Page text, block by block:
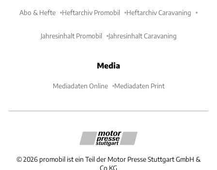
Abo & Hefte Heftarchiv Promobil Heftarchiv Caravaning
Jahresinhalt Promobil Jahresinhalt Caravaning
Media
Mediadaten Online Mediadaten Print
©2026 promobil ist ein Teil der Motor Presse Stuttgart GmbH &
Co.KG